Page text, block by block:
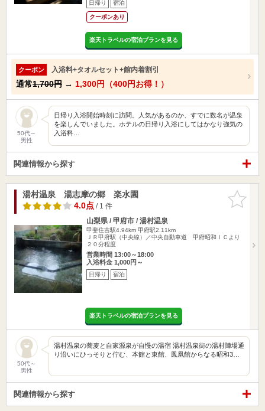
日帰り 宿泊
クーポンあり
楽天トラベルの宿泊プランを見る
クーポン 入浴料+タオルセット+館内着割引
通常1,700円 → 1,300円（400円お得！）
50代～
男性
日帰り入浴開始時刻に訪問。人気があるのか、すでに数名が温泉
を楽しんでいました。ホテルの日帰り入浴にしてはかなり強気の
入浴料…
関連情報から探す
お気に入
りに追加
湯村温泉 湯志摩の郷 楽水園
4.0点/ 1 件
山梨県 / 甲府市 / 湯村温泉
甲斐住吉駅4.94km 甲府駅2.11km
ＪＲ甲府駅（中央線）／中央自動車道 甲府昭和ＩＣより
２０分程度
営業時間 13:00～18:00
入浴料金 1,000円～
日帰り 宿泊
楽天トラベルの宿泊プランを見る
50代～
男性
湯村温泉の蕎麦と自家源泉が自慢の湯宿 湯村温泉街の湯村陣場通
り沿いにひっそりと佇む、本館と東館、鳳凰館からなる昭和3…
関連情報から探す